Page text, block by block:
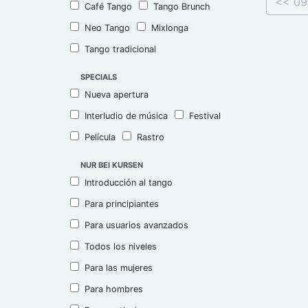
Café Tango Tango Brunch
Neo Tango Mixlonga
Tango tradicional
SPECIALS
Nueva apertura
Interludio de música Festival
Película Rastro
NUR BEI KURSEN
Introducción al tango
Para principiantes
Para usuarios avanzados
Todos los niveles
Para las mujeres
Para hombres